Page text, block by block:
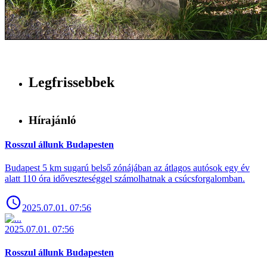
Legfrissebbek
Hírajánló
Rosszul állunk Budapesten
Budapest 5 km sugarú belső zónájában az átlagos autósok egy év
alatt 110 óra időveszteséggel számolhatnak a csúcsforgalomban.
2025.07.01. 07:56
2025.07.01. 07:56
Rosszul állunk Budapesten